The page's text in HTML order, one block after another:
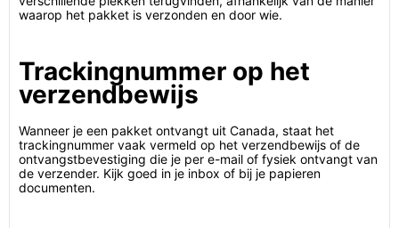
waarop het pakket is verzonden en door wie.
Trackingnummer op het
verzendbewijs
Wanneer je een pakket ontvangt uit Canada, staat het
trackingnummer vaak vermeld op het verzendbewijs of de
ontvangstbevestiging die je per e-mail of fysiek ontvangt van
de verzender. Kijk goed in je inbox of bij je papieren
documenten.